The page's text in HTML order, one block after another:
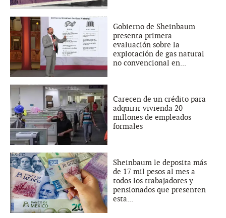
Gobierno de Sheinbaum
presenta primera
evaluación sobre la
explotación de gas natural
no convencional en...
Carecen de un crédito para
adquirir vivienda 20
millones de empleados
formales
Sheinbaum le deposita más
de 17 mil pesos al mes a
todos los trabajadores y
pensionados que presenten
esta...